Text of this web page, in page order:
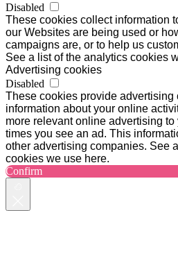
Disabled
These cookies collect information
our Websites are being used or
campaigns are, or to help us
See a list of the analytics cookies
Advertising cookies
Disabled
These cookies provide advertising
information about your online
more relevant online advertising
times you see an ad. This
other advertising companies. See
cookies we use here.
Confirm